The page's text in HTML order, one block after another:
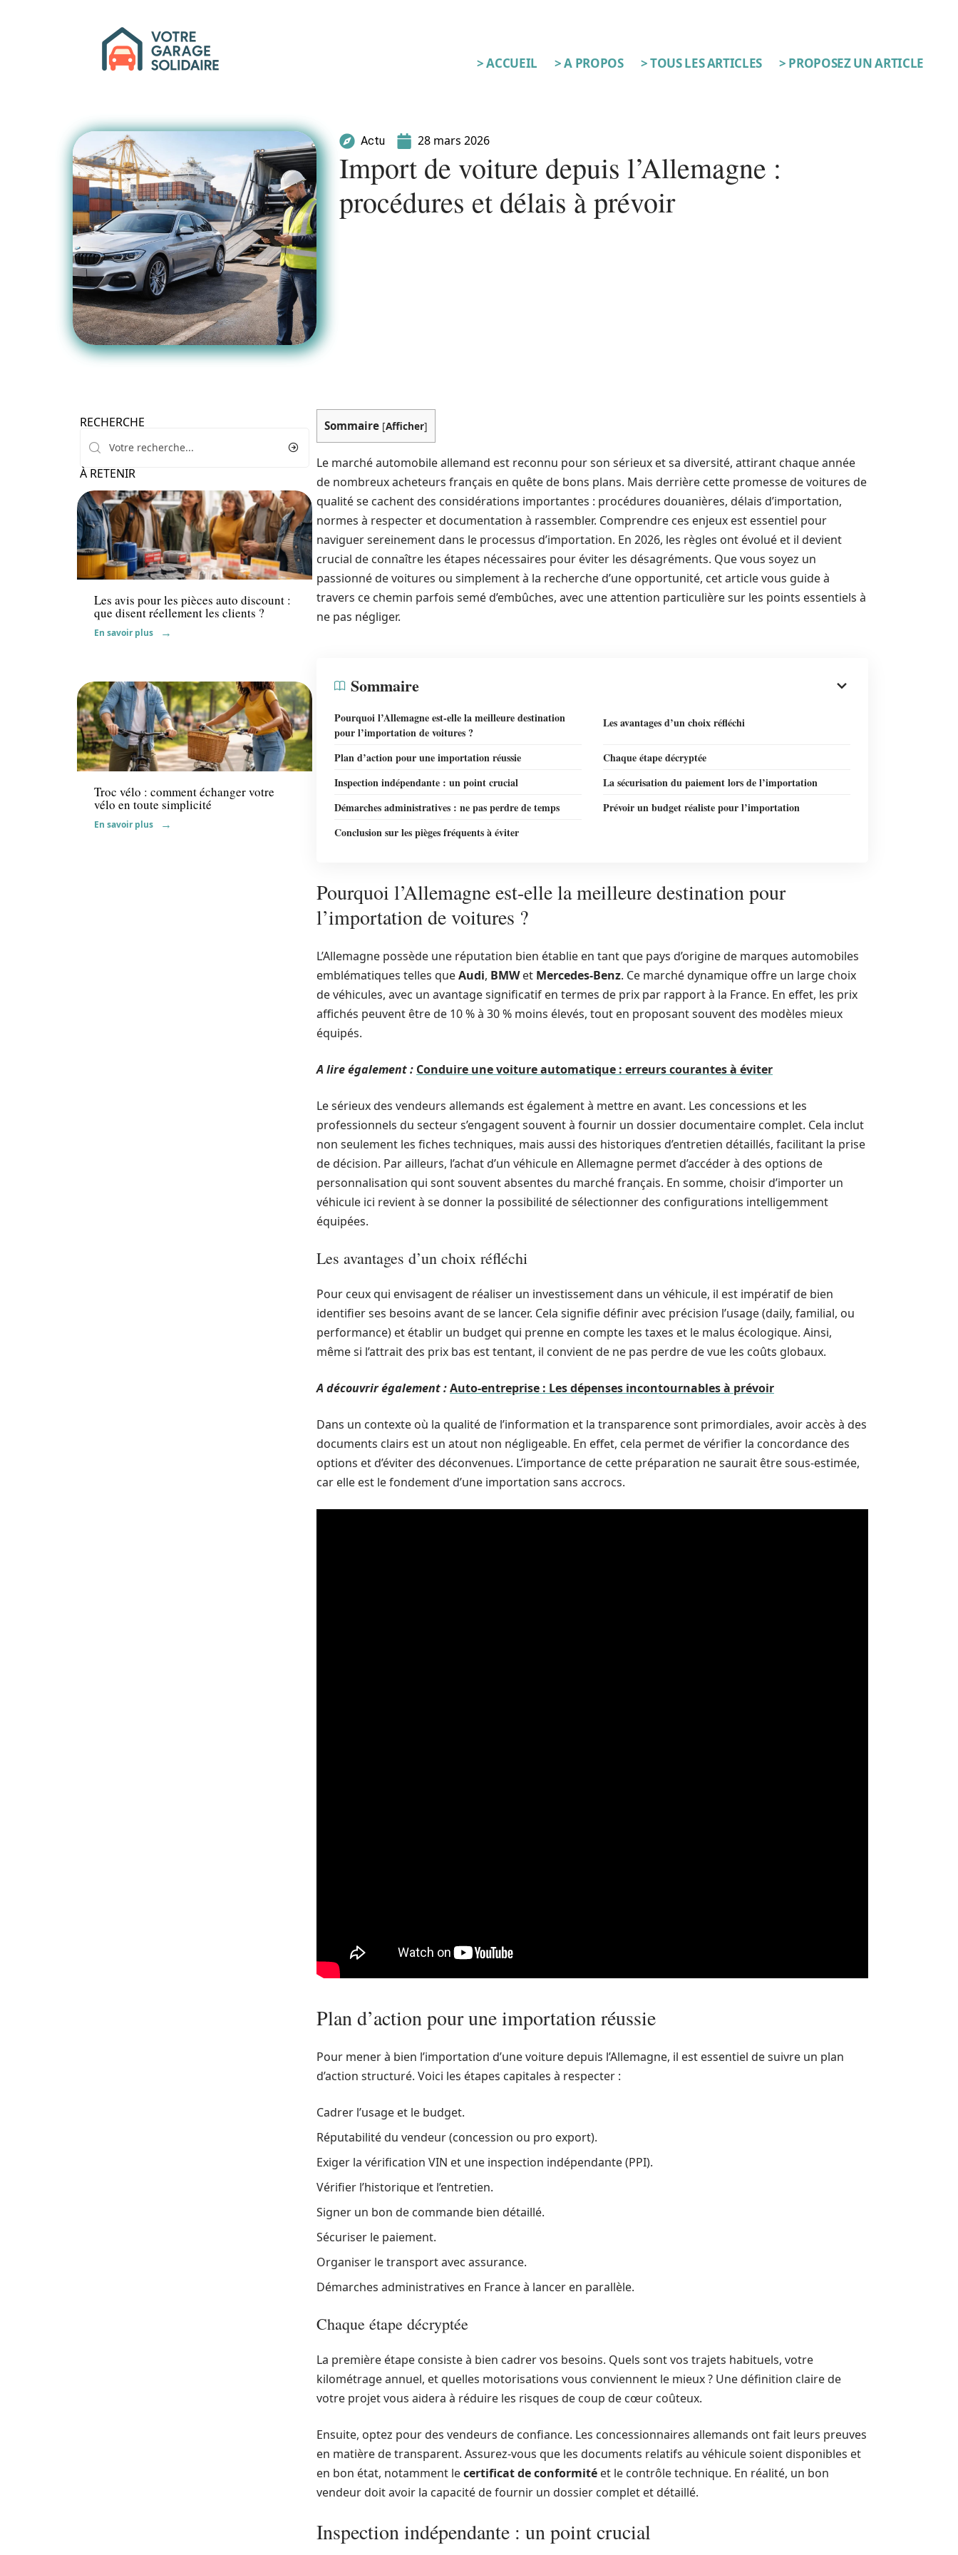
> ACCUEIL > A PROPOS > TOUS LES ARTICLES > PROPOSEZ UN ARTICLE
Actu 28 mars 2026
Import de voiture depuis l’Allemagne :
procédures et délais à prévoir
RECHERCHE
À RETENIR
Actu
Les avis pour les pièces auto discount :
que disent réellement les clients ?
En savoir plus
Moto
Troc vélo : comment échanger votre
vélo en toute simplicité
En savoir plus
Sommaire [Afficher]
Le marché automobile allemand est reconnu pour son sérieux et sa diversité, attirant chaque année
de nombreux acheteurs français en quête de bons plans. Mais derrière cette promesse de voitures de
qualité se cachent des considérations importantes : procédures douanières, délais d’importation,
normes à respecter et documentation à rassembler. Comprendre ces enjeux est essentiel pour
naviguer sereinement dans le processus d’importation. En 2026, les règles ont évolué et il devient
crucial de connaître les étapes nécessaires pour éviter les désagréments. Que vous soyez un
passionné de voitures ou simplement à la recherche d’une opportunité, cet article vous guide à
travers ce chemin parfois semé d’embûches, avec une attention particulière sur les points essentiels à
ne pas négliger.
Sommaire
Pourquoi l’Allemagne est-elle la meilleure destination
pour l’importation de voitures ?
Les avantages d’un choix réfléchi
Plan d’action pour une importation réussie
Chaque étape décryptée
Inspection indépendante : un point crucial
La sécurisation du paiement lors de l’importation
Démarches administratives : ne pas perdre de temps
Prévoir un budget réaliste pour l’importation
Conclusion sur les pièges fréquents à éviter
Pourquoi l’Allemagne est-elle la meilleure destination pour
l’importation de voitures ?
L’Allemagne possède une réputation bien établie en tant que pays d’origine de marques automobiles
emblématiques telles queAudi, BMWet Mercedes-Benz. Ce marché dynamique offre un large choix
de véhicules, avec un avantage significatif en termes de prix par rapport à la France. En effet, les prix
affichés peuvent être de 10 % à 30 % moins élevés, tout en proposant souvent des modèles mieux
équipés.
A lire également : Conduire une voiture automatique : erreurs courantes à éviter
Le sérieux des vendeurs allemands est également à mettre en avant. Les concessions et les
professionnels du secteur s’engagent souvent à fournir un dossier documentaire complet. Cela inclut
non seulement les fiches techniques, mais aussi des historiques d’entretien détaillés, facilitant la prise
de décision. Par ailleurs, l’achat d’un véhicule en Allemagne permet d’accéder à des options de
personnalisation qui sont souvent absentes du marché français. En somme, choisir d’importer un
véhicule ici revient à se donner la possibilité de sélectionner des configurations intelligemment
équipées.
Les avantages d’un choix réfléchi
Pour ceux qui envisagent de réaliser un investissement dans un véhicule, il est impératif de bien
identifier ses besoins avant de se lancer. Cela signifie définir avec précision l’usage (daily, familial, ou
performance) et établir un budget qui prenne en compte les taxes et le malus écologique. Ainsi,
même si l’attrait des prix bas est tentant, il convient de ne pas perdre de vue les coûts globaux.
A découvrir également :Auto-entreprise : Les dépenses incontournables à prévoir
Dans un contexte où la qualité de l’information et la transparence sont primordiales, avoir accès à des
documents clairs est un atout non négligeable. En effet, cela permet de vérifier la concordance des
options et d’éviter des déconvenues. L’importance de cette préparation ne saurait être sous-estimée,
car elle est le fondement d’une importation sans accrocs.
Plan d’action pour une importation réussie
Pour mener à bien l’importation d’une voiture depuis l’Allemagne, il est essentiel de suivre un plan
d’action structuré. Voici les étapes capitales à respecter :
Cadrer l’usage et le budget.
Réputabilité du vendeur (concession ou pro export).
Exiger la vérification VIN et une inspection indépendante (PPI).
Vérifier l’historique et l’entretien.
Signer un bon de commande bien détaillé.
Sécuriser le paiement.
Organiser le transport avec assurance.
Démarches administratives en France à lancer en parallèle.
Chaque étape décryptée
La première étape consiste à bien cadrer vos besoins. Quels sont vos trajets habituels, votre
kilométrage annuel, et quelles motorisations vous conviennent le mieux ? Une définition claire de
votre projet vous aidera à réduire les risques de coup de cœur coûteux.
Ensuite, optez pour des vendeurs de confiance. Les concessionnaires allemands ont fait leurs preuves
en matière de transparent. Assurez-vous que les documents relatifs au véhicule soient disponibles et
en bon état, notamment lecertificat de conformité et le contrôle technique. En réalité, un bon
vendeur doit avoir la capacité de fournir un dossier complet et détaillé.
Inspection indépendante : un point crucial